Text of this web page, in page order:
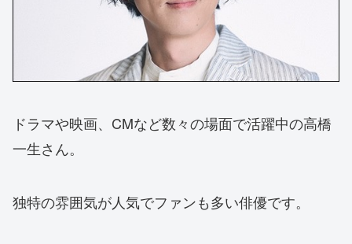
ドラマや映画、CMなど数々の場面で活躍中の高橋
一生さん。
独特の雰囲気が人気でファンも多い俳優です。